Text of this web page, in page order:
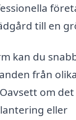
till en
kan du
från
om
eller